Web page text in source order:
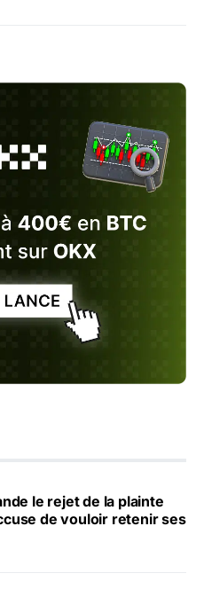
le rejet de la plainte
de vouloir retenir ses